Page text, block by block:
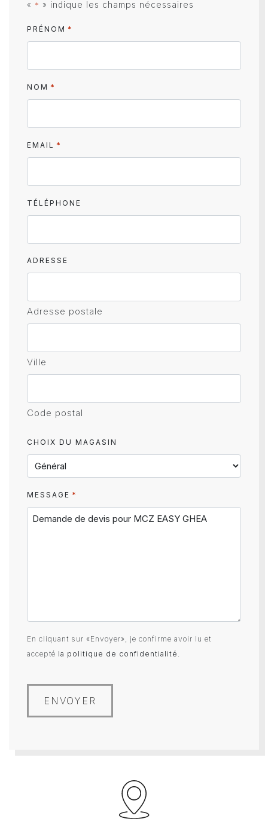
« * » indique les champs nécessaires
PRÉNOM *
NOM *
EMAIL *
TÉLÉPHONE
ADRESSE
Adresse postale
Ville
Code postal
CHOIX DU MAGASIN
MESSAGE *
En cliquant sur «Envoyer», je confirme avoir lu et
accepté la politique de confidentialité .
ENVOYER